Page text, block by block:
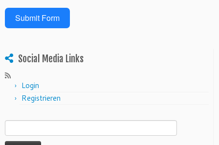
Submit Form
Social Media Links
Login
Registrieren